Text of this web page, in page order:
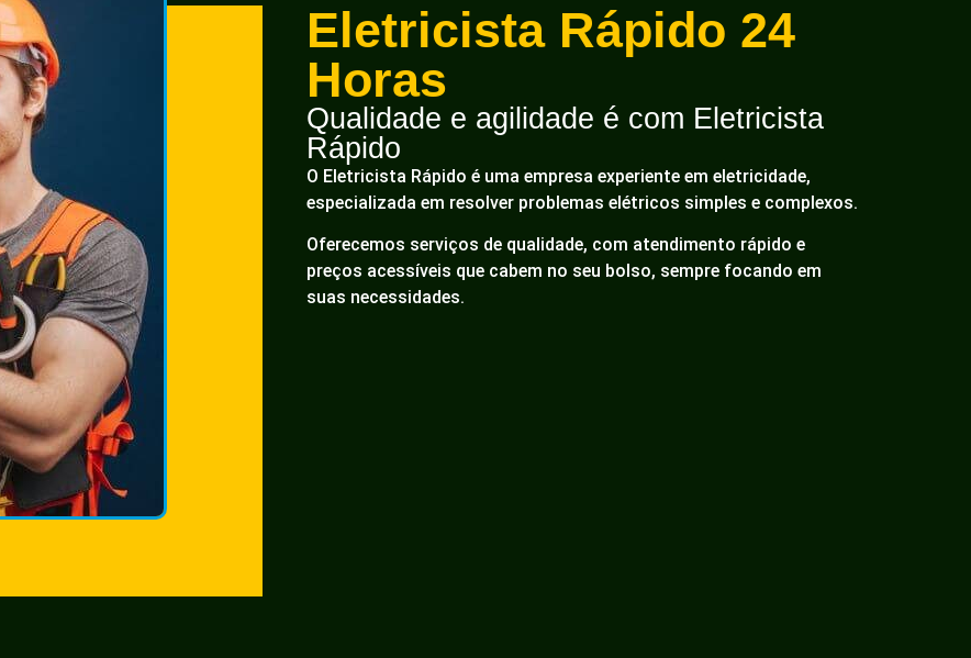
Eletricista Rápido 24
Horas
Qualidade e agilidade é com Eletricista
Rápido
O Eletricista Rápido é uma empresa experiente em eletricidade,
especializada em resolver problemas elétricos simples e complexos.
Oferecemos serviços de qualidade, com atendimento rápido e
preços acessíveis que cabem no seu bolso, sempre focando em
suas necessidades.